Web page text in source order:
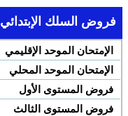
فروض السلك الإبتدائي
الإمتحان الموحد الإقليمي
الإمتحان الموحد المحلي
فروض المستوى الأول
فروض المستوى الثالث